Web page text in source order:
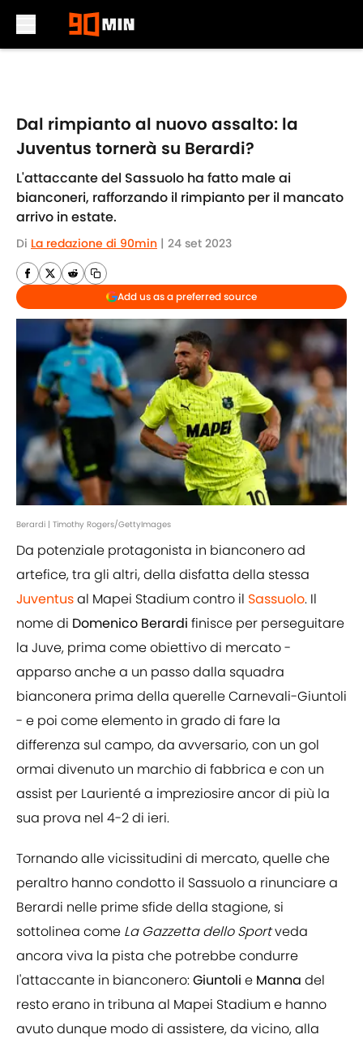
Dal rimpianto al nuovo assalto: la
Juventus tornerà su Berardi?
L'attaccante del Sassuolo ha fatto male ai
bianconeri, rafforzando il rimpianto per il mancato
arrivo in estate.
Di La redazione di 90min | 24 set 2023
Add us as a preferred source
Berardi | Timothy Rogers/GettyImages
Da potenziale protagonista in bianconero ad
artefice, tra gli altri, della disfatta della stessa
Juventusal Mapei Stadium contro il Sassuolo. Il
nome di Domenico Berardi finisce per perseguitare
la Juve, prima come obiettivo di mercato -
apparso anche a un passo dalla squadra
bianconera prima della querelle Carnevali-Giuntoli
- e poi come elemento in grado di fare la
differenza sul campo, da avversario, con un gol
ormai divenuto un marchio di fabbrica e con un
assist per Laurienté a impreziosire ancor di più la
sua prova nel 4-2 di ieri.
Tornando alle vicissitudini di mercato, quelle che
peraltro hanno condotto il Sassuolo a rinunciare a
Berardi nelle prime sfide della stagione, si
sottolinea come La Gazzetta dello Sportveda
ancora viva la pista che potrebbe condurre
l'attaccante in bianconero:Giuntoli e Manna del
resto erano in tribuna al Mapei Stadium e hanno
avuto dunque modo di assistere, da vicino, alla